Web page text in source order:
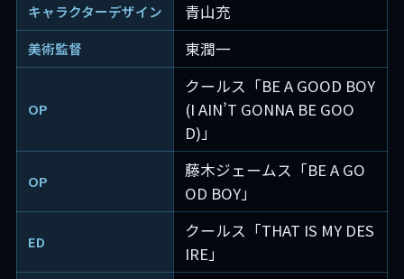
キャラクターデザイン 青山充
美術監督 東潤一
OP
クールス「BE A GOOD BOY
(I AIN’T GONNA BE GOO
D)」
OP
藤木ジェームス「BE A GO
OD BOY」
ED
クールス「THAT IS MY DES
IRE」